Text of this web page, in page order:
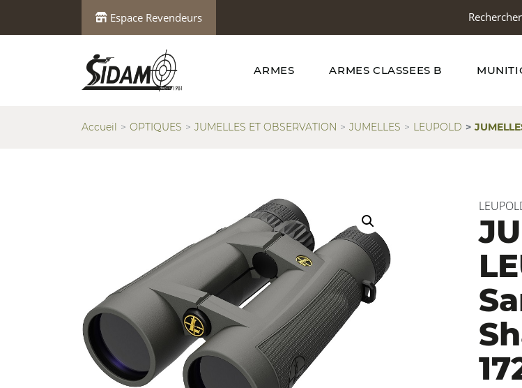
Espace Revendeurs
ARMES ARMES CLASSEES B
Accueil OPTIQUES JUMELLES ET OBSERVATION JUMELLES LEUPOLD